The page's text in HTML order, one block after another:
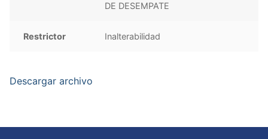
DE DESEMPATE
Restrictor Inalterabilidad
Descargar archivo